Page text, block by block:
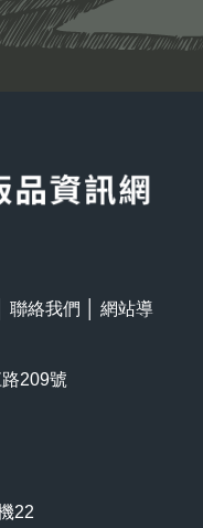
聯絡我們
網站導
209號
22